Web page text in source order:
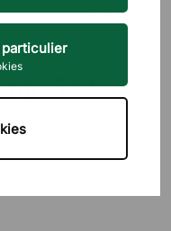
Voir en RA
312 -